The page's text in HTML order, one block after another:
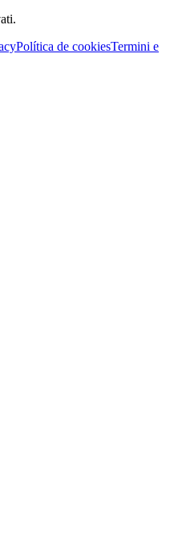
Política de cookiesTermini e